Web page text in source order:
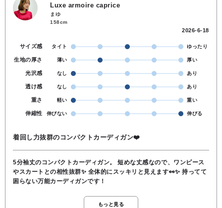
Luxe armoire caprice
まゆ
158cm
2026-6-18
サイズ感 タイト ゆったり
生地の厚さ 薄い 厚い
光沢感 なし あり
透け感 なし あり
重さ 軽い 重い
伸縮性 伸びない 伸びる
着回し力抜群のコンパクトカーディガン‎❤️
5分袖丈のコンパクトカーディガン‎。 短めな丈感なので、ワンピース
やスカートとの相性抜群✨️ 全体的にスッキリと見えます👀✨️ 持ってて
困らない万能カーディガンです！
もっと見る